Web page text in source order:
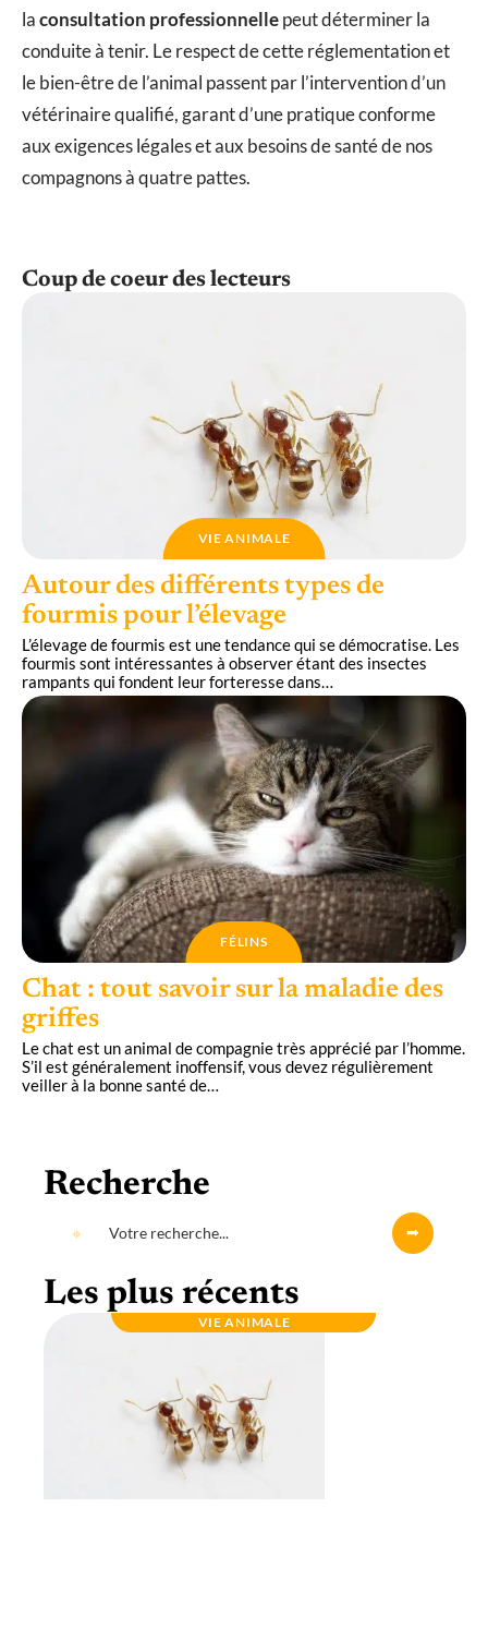
laconsultation professionnellepeut déterminer la
conduite à tenir. Le respect de cette réglementation et
le bien-être de l’animal passent par l’intervention d’un
vétérinaire qualifié, garant d’une pratique conforme
aux exigences légales et aux besoins de santé de nos
compagnons à quatre pattes.
Coup de coeur des lecteurs
VIE ANIMALE
Autour des différents types de
fourmis pour l’élevage
L’élevage de fourmis est une tendance qui se démocratise. Les
fourmis sont intéressantes à observer étant des insectes
rampants qui fondent leur forteresse dans…
FÉLINS
Chat : tout savoir sur la maladie des
griffes
Le chat est un animal de compagnie très apprécié par l’homme.
S’il est généralement inoffensif, vous devez régulièrement
veiller à la bonne santé de
Recherche
Les plus récents
VIE ANIMALE